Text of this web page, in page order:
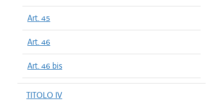
Art. 45
Art. 46
Art. 46 bis
TITOLO IV